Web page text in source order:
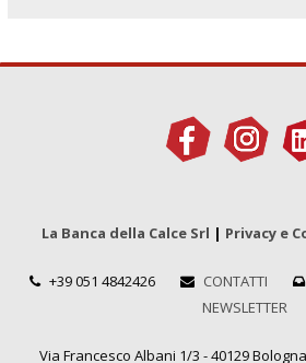
La Banca della Calce Srl | Privacy e
+39 051 4842426 CONTATTI
NEWSLETTER
Via Francesco Albani 1/3 - 40129